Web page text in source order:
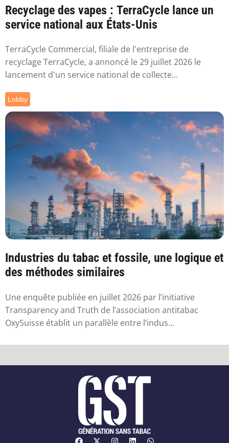
Recyclage des vapes : TerraCycle lance un
service national aux États-Unis
TerraCycle Commercial, filiale de l'entreprise de
recyclage TerraCycle, a annoncé le 29 juillet 2026 le
lancement d'un service national de collecte...
Lobby
Industries du tabac et fossile, une logique et
des méthodes similaires
Une enquête publiée en juillet 2026 par l’initiative
Transparency and Truth de l’association antitabac
OxySuisse établit un parallèle entre l’indus...